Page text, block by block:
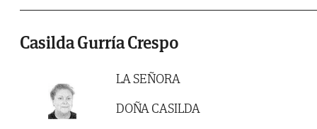
Casilda Gurría Crespo
LA SEÑORA
DOÑA CASILDA